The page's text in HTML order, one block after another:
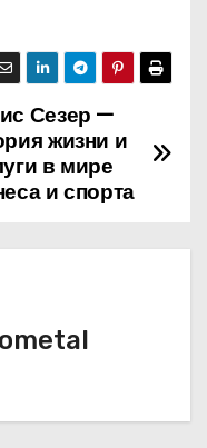
Сезер —
жизни и
в мире
и спорта